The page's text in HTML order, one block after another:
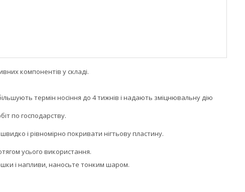
компонентів у складі.
термін носіння до 4 тижнів і надають зміцнювальну дію
по господарству.
і рівномірно покривати нігтьову пластину.
усього використання.
і напливи, наносьте тонким шаром.